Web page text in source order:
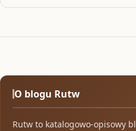
O blogu Rutw
Rutw to katalogowo-opisowy